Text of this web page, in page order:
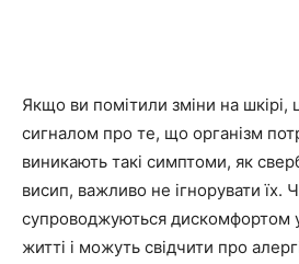
Якщо ви помітили зміни на
сигналом про те, що організм
виникають такі симптоми, як
висип, важливо не ігнорувати їх.
супроводжуються дискомфортом
житті і можуть свідчити про